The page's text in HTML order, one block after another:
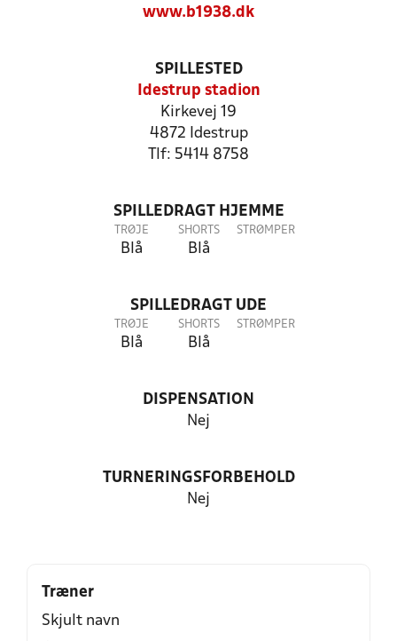
www.b1938.dk
SPILLESTED
Idestrup stadion
Kirkevej 19
4872 Idestrup
Tlf: 5414 8758
SPILLEDRAGT HJEMME
TRØJE
Blå
SHORTS
Blå
STRØMPER
SPILLEDRAGT UDE
TRØJE
Blå
SHORTS
Blå
STRØMPER
DISPENSATION
Nej
TURNERINGSFORBEHOLD
Nej
Træner
Skjult navn